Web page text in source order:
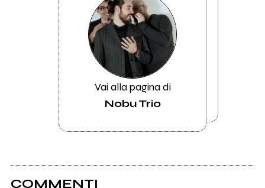
Vai alla pagina di
Nobu Trio
COMMENTI